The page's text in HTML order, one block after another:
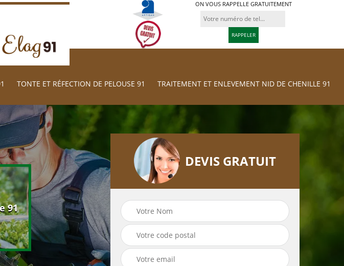
ON VOUS RAPPELLE GRATUITEMENT
TONTE ET RÉFECTION DE PELOUSE 91 TRAITEMENT ET ENLEVEMENT NID DE CHENILLE 91
91 Abattage d'arbres
91
Tonte et réfection
de pelouse 91
Traitement et
Enlevement nid
chenille 91
DEVIS GRATUIT